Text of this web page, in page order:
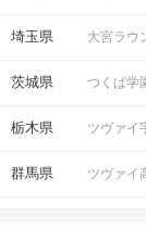
注意事項
埼玉県 大宮ラウ
茨城県 つくば学
栃木県 ツヴァイ
群馬県 ツヴァイ